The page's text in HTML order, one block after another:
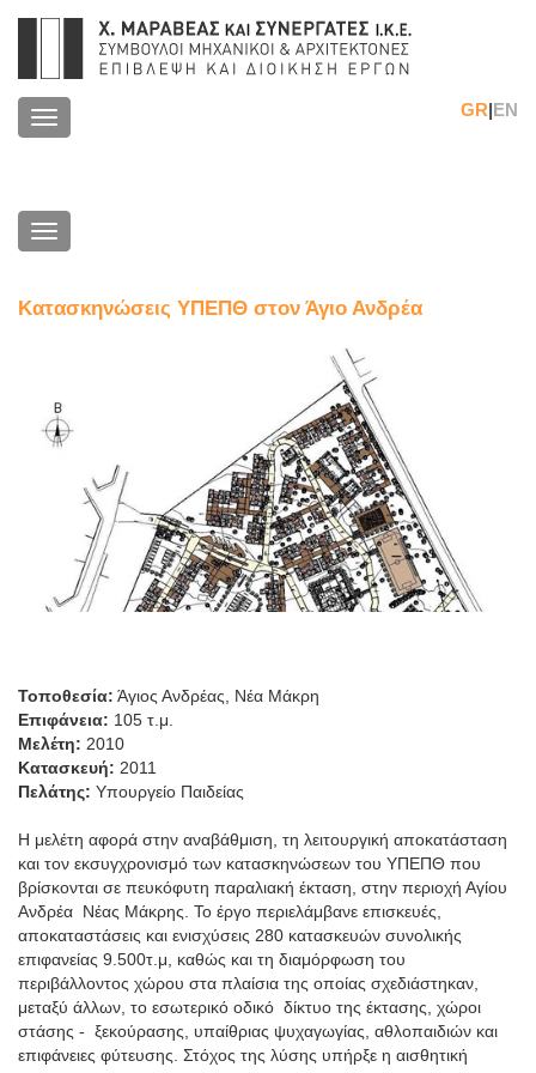
Toggle
navigation
GR|EN
Toggle
navigation
Κατασκηνώσεις ΥΠΕΠΘ στον Άγιο Ανδρέα
Τοποθεσία: Άγιος Ανδρέας, Νέα Μάκρη
Επιφάνεια: 105 τ.μ.
Μελέτη: 2010
Κατασκευή: 2011
Πελάτης: Υπουργείο Παιδείας
Η μελέτη αφορά στην αναβάθμιση, τη λειτουργική αποκατάσταση
και τον εκσυγχρονισμό των κατασκηνώσεων του ΥΠΕΠΘ που
βρίσκονται σε πευκόφυτη παραλιακή έκταση, στην περιοχή Αγίου
Ανδρέα Νέας Μάκρης. Το έργο περιελάμβανε επισκευές,
αποκαταστάσεις και ενισχύσεις 280 κατασκευών συνολικής
επιφανείας 9.500τ.μ, καθώς και τη διαμόρφωση του
περιβάλλοντος χώρου στα πλαίσια της οποίας σχεδιάστηκαν,
μεταξύ άλλων, το εσωτερικό οδικό δίκτυο της έκτασης, χώροι
στάσης - ξεκούρασης, υπαίθριας ψυχαγωγίας, αθλοπαιδιών και
επιφάνειες φύτευσης. Στόχος της λύσης υπήρξε η αισθητική